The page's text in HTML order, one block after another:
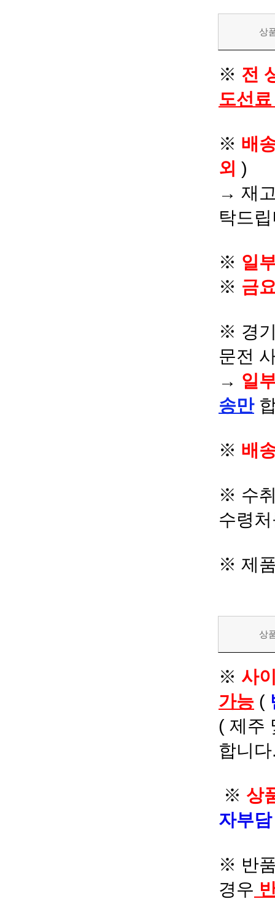
상
※ 전
도선
※ 배
외 )
→ 재
탁드
※ 일
※ 금
※ 경
문전
→ 일
송만
※ 배
※ 수
수령
※ 제
상
※ 사
가능 (
( 제주
합니
※ 상
자부
※ 반
경우